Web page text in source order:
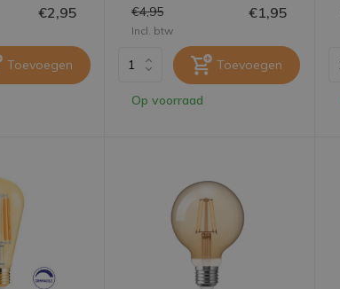
€2,95
Toevoegen
€4,95 €1,95
Incl. btw
Toevoegen
Op voorraad